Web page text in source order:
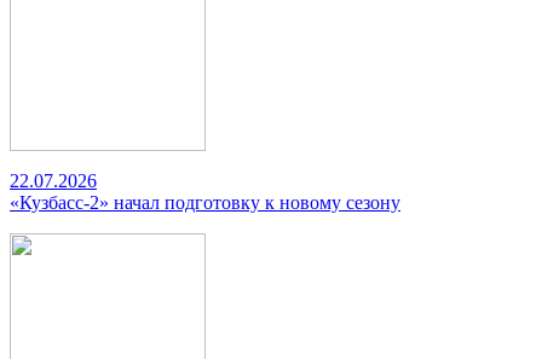
22.07.2026
«Кузбасс-2» начал подготовку к новому сезону